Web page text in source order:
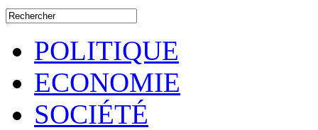
POLITIQUE
ECONOMIE
SOCIÉTÉ